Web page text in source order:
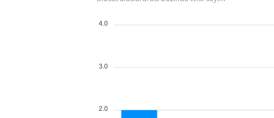
4.0
3.0
2.0